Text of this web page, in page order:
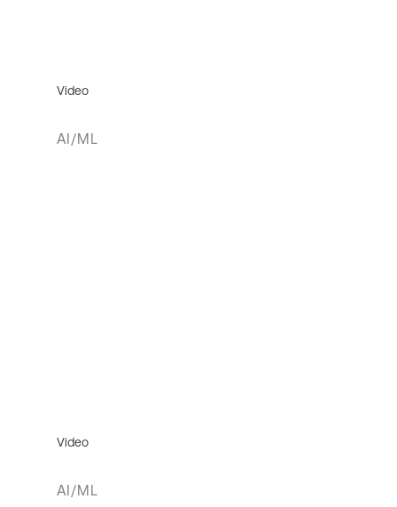
Video
AI/ML
Video
AI/ML